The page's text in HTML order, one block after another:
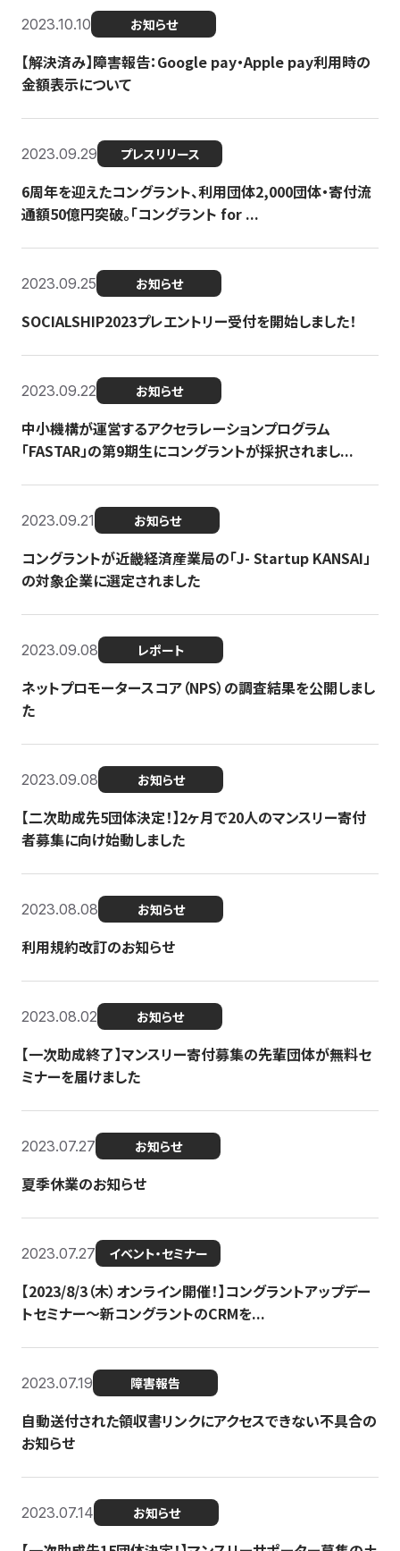
2023.10.10 お知らせ
【解決済み】障害報告：Google pay・Apple pay利用時の
金額表示について
2023.09.29 プレスリリース
6周年を迎えたコングラント、利用団体2,000団体・寄付流
通額50億円突破。「コングラント for ...
2023.09.25 お知らせ
SOCIALSHIP2023プレエントリー受付を開始しました！
2023.09.22 お知らせ
中小機構が運営するアクセラレーションプログラム
「FASTAR」の第9期生にコングラントが採択されまし...
2023.09.21 お知らせ
コングラントが近畿経済産業局の「J- Startup KANSAI」
の対象企業に選定されました
2023.09.08 レポート
ネットプロモータースコア（NPS）の調査結果を公開しまし
た
2023.09.08 お知らせ
【二次助成先5団体決定！】2ヶ月で20人のマンスリー寄付
者募集に向け始動しました
2023.08.08 お知らせ
利用規約改訂のお知らせ
2023.08.02 お知らせ
【一次助成終了】マンスリー寄付募集の先輩団体が無料セ
ミナーを届けました
2023.07.27 お知らせ
夏季休業のお知らせ
2023.07.27 イベント・セミナー
【2023/8/3（木）オンライン開催！】コングラントアップデー
トセミナー〜新コングラントのCRMを...
2023.07.19 障害報告
自動送付された領収書リンクにアクセスできない不具合の
お知らせ
2023.07.14 お知らせ